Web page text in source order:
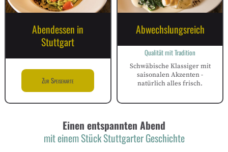
Abendessen in
Stuttgart
Zur Speisekarte
Abwechslungsreich
Qualität mit Tradition
Schwäbische Klassiger mit
saisonalen Akzenten -
natürlich alles frisch.
Einen entspannten Abend
mit einem Stück Stuttgarter Geschichte